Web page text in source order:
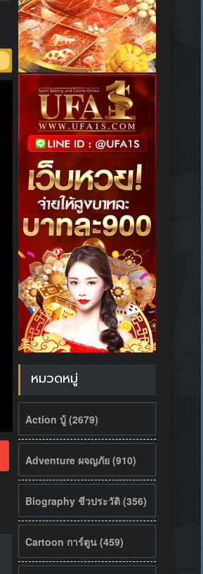
หมวดหมู่
Action บู้ (2679)
Adventure ผจญภัย (910)
Biography ชีวประวัติ (356)
Cartoon การ์ตูน (459)